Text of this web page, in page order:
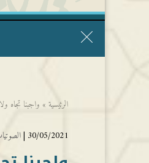
الرئيسية » واجبنا تجاه
30/05/2021 |